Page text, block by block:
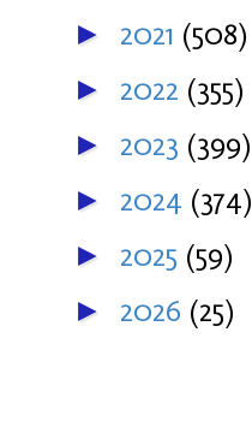
► 2021 (508)
► 2022 (355)
► 2023 (399)
► 2024 (374)
► 2025 (59)
► 2026 (25)